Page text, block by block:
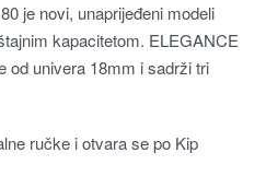
je novi, unaprijeđeni modeli
kapacitetom. ELEGANCE
od univera 18mm i sadrži tri
ručke i otvara se po Kip